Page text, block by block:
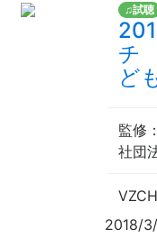
♫試聴
チ
ど
監修
社団
2018/